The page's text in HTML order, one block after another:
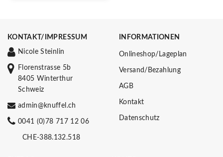
KONTAKT/IMPRESSUM
Nicole Steinlin
Florenstrasse 5b
8405 Winterthur
Schweiz
admin@knuffel.ch
0041 (0)78 717 12 06
CHE-388.132.518
INFORMATIONEN
Onlineshop/Lageplan
Versand/Bezahlung
AGB
Kontakt
Datenschutz